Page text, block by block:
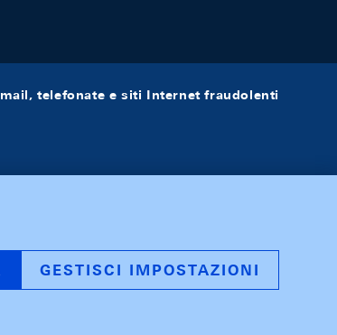
telefonate e siti Internet fraudolenti
GESTISCI IMPOSTAZIONI